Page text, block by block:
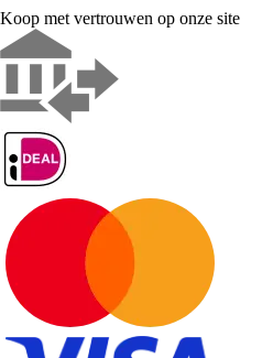
Koop met vertrouwen op onze site